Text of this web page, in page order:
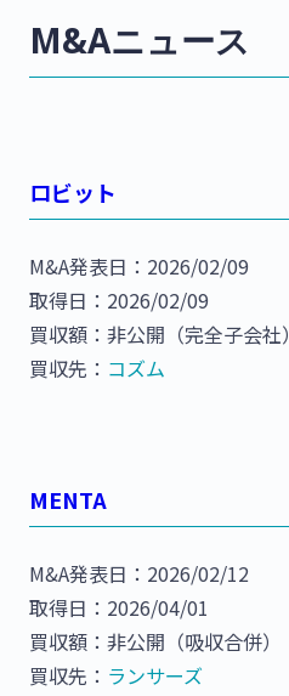
M&Aニュース
ロビット
M&A発表日：2026/02/09
取得日：2026/02/09
買収額：非公開（完全子会社）
買収先： コズム
MENTA
M&A発表日：2026/02/12
取得日：2026/04/01
買収額：非公開（吸収合併）
買収先： ランサーズ